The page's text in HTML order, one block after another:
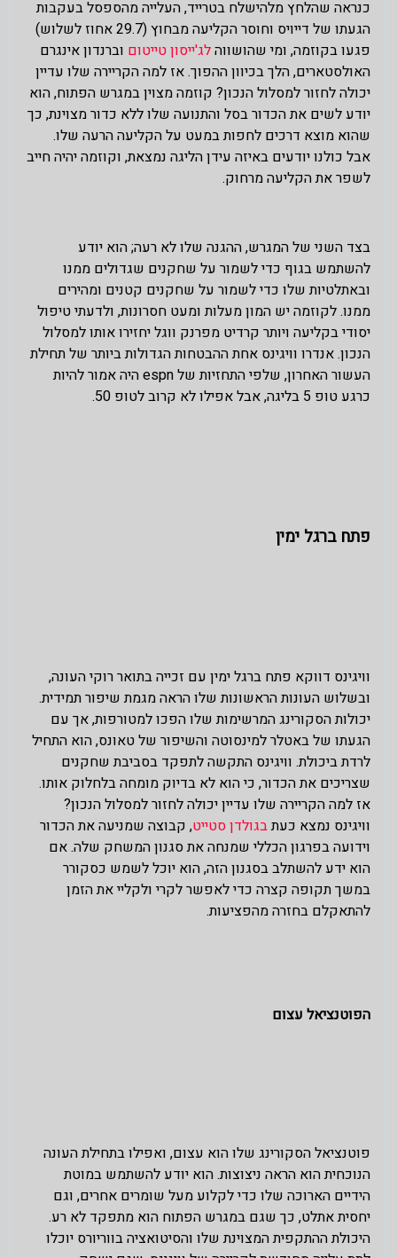
כנראה שהלחץ מלהישלח בטרייד, העלייה מהספסל בעקבות
הגעתו של דייויס וחוסר הקליעה מבחוץ (29.7 אחוז לשלוש)
פגעו בקוזמה, ומי שהושווהלג'ייסון טייטום וברנדון אינגרם
האולסטארים, הלך בכיוון ההפוך. אז למה הקריירה שלו עדיין
יכולה לחזור למסלול הנכון? קוזמה מצוין במגרש הפתוח, הוא
יודע לשים את הכדור בסל והתנועה שלו ללא כדור מצוינת, כך
שהוא מוצא דרכים לחפות במעט על הקליעה הרעה שלו.
אבל כולנו יודעים באיזה עידן הליגה נמצאת, וקוזמה יהיה חייב
לשפר את הקליעה מרחוק.
בצד השני של המגרש, ההגנה שלו לא רעה; הוא יודע
להשתמש בגוף כדי לשמור על שחקנים שגדולים ממנו
ובאתלטיות שלו כדי לשמור על שחקנים קטנים ומהירים
ממנו. לקוזמה יש המון מעלות ומעט חסרונות, ולדעתי טיפול
יסודי בקליעה ויותר קרדיט מפרנק ווגל יחזירו אותו למסלול
הנכון. אנדרו וויגינס אחת ההבטחות הגדולות ביותר של תחילת
העשור האחרון, שלפי התחזיות של espn היה אמור להיות
כרגע טופ 5 בליגה, אבל אפילו לא קרוב לטופ 50.
פתח ברגל ימין
וויגינס דווקא פתח ברגל ימין עם זכייה בתואר רוקי העונה,
ובשלוש העונות הראשונות שלו הראה מגמת שיפור תמידית.
יכולות הסקורינג המרשימות שלו הפכו למטורפות, אך עם
הגעתו של באטלר למינסוטה והשיפור של טאונס, הוא התחיל
לרדת ביכולת. וויגינס התקשה לתפקד בסביבת שחקנים
שצריכים את הכדור, כי הוא לא בדיוק מומחה בלחלוק אותו.
אז למה הקריירה שלו עדיין יכולה לחזור למסלול הנכון?
וויגינס נמצא כעתבגולדן סטייט, קבוצה שמניעה את הכדור
וידועה בפרגון הכללי שמנחה את סגנון המשחק שלה. אם
הוא ידע להשתלב בסגנון הזה, הוא יוכל לשמש כסקורר
במשך תקופה קצרה כדי לאפשר לקרי ולקליי את הזמן
להתאקלם בחזרה מהפציעות.
הפוטנציאל עצום
פוטנציאל הסקורינג שלו הוא עצום, ואפילו בתחילת העונה
הנוכחית הוא הראה ניצוצות. הוא יודע להשתמש במוטת
הידיים הארוכה שלו כדי לקלוע מעל שומרים אחרים, וגם
יחסית אתלט, כך שגם במגרש הפתוח הוא מתפקד לא רע.
היכולת ההתקפית המצוינת שלו והסיטואציה בווריורס יוכלו